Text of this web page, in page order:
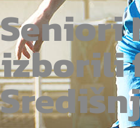
Seniori
izborili